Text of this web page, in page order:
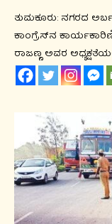
ತುಮಕೂರು: ನಗರದ
ಕಾಂಗ್ರೆಸ್‌ನ
ರಾಜಣ್ಣ ಅವರ